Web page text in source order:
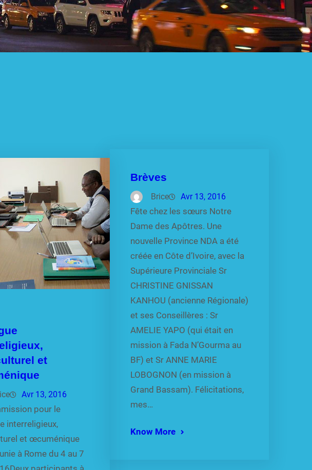
et
Avr 13, 2016
pour le
interreligieux,
et œcuménique
à Rome du 4 au 7
Brèves
Brice Avr 13, 2016
Fête chez les sœurs Notre
Dame des Apôtres. Une
nouvelle Province NDA a été
créée en Côte d’Ivoire, avec la
Supérieure Provinciale Sr
CHRISTINE GNISSAN
KANHOU (ancienne Régionale)
et ses Conseillères : Sr
AMELIE YAPO (qui était en
mission à Fada N’Gourma au
BF) et Sr ANNE MARIE
LOBOGNON (en mission à
Grand Bassam). Félicitations,
mes…
Know More